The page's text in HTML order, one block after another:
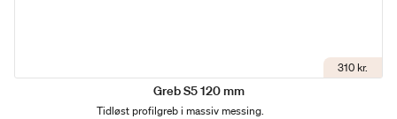
310 kr.
Greb S5 120 mm
Tidløst profilgreb i massiv messing.